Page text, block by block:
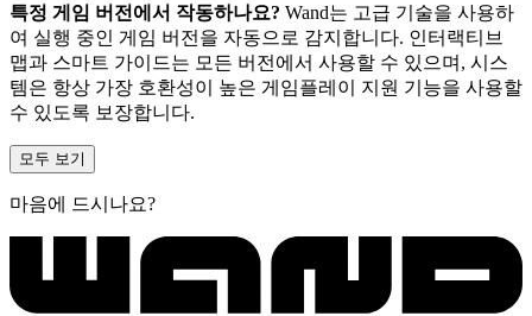
특정 게임 버전에서 작동하나요? Wand는 고급 기술을 사용하
여 실행 중인 게임 버전을 자동으로 감지합니다. 인터랙티브
맵과 스마트 가이드는 모든 버전에서 사용할 수 있으며, 시스
템은 항상 가장 호환성이 높은 게임플레이 지원 기능을 사용할
수 있도록 보장합니다.
모두 보기
마음에 드시나요?